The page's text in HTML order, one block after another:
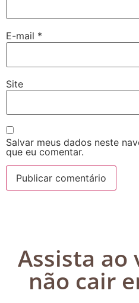
E-mail *
Site
Salvar meus dados neste
que eu comentar.
Assista ao
não cair